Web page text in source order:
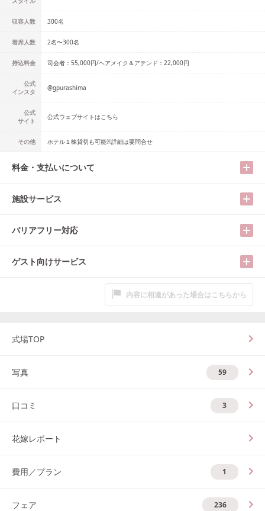
収容人数 300名
着席人数 2名〜300名
持込料金 司会者：55,000円/ヘアメイク＆アテンド：22,000円
公式
インスタ
@gpurashima
公式
サイト
公式ウェブサイトはこちら
その他 ホテル１棟貸切も可能※詳細は要問合せ
料金・支払いについて
施設サービス
バリアフリー対応
ゲスト向けサービス
内容に相違があった場合はこちらから
式場TOP
写真 59
口コミ 3
花嫁レポート
費用／プラン 1
フェア 236